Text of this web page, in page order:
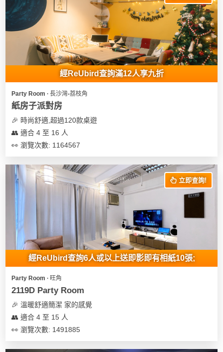
經ReUbird查詢滿12人享九折
Party Room ∙ 長沙灣-荔枝角
紙房子派對房
🎉 時尚舒適,超過120款桌遊
👥 適合 4 至 16 人
👀 瀏覽次數: 1164567
立即查詢!
經ReUbird查詢6人或以上送即影即有相紙10張;
Party Room ∙ 旺角
2119D Party Room
🎉 溫暖舒適簡潔 家的感覺
👥 適合 4 至 15 人
👀 瀏覽次數: 1491885